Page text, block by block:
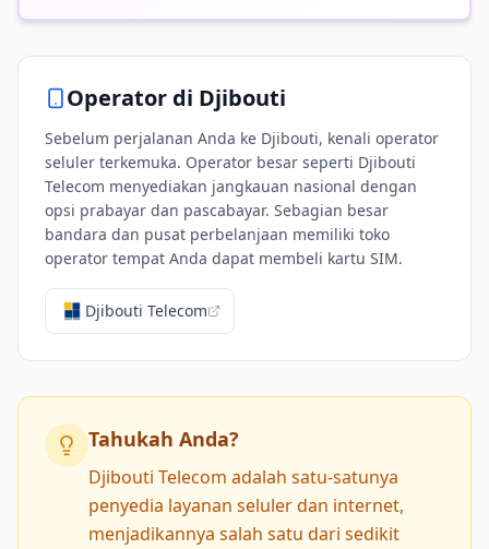
Operator di Djibouti
Sebelum perjalanan Anda ke Djibouti, kenali operator
seluler terkemuka. Operator besar seperti Djibouti
Telecom menyediakan jangkauan nasional dengan
opsi prabayar dan pascabayar. Sebagian besar
bandara dan pusat perbelanjaan memiliki toko
operator tempat Anda dapat membeli kartu SIM.
Djibouti Telecom
Tahukah Anda?
Djibouti Telecom adalah satu-satunya
penyedia layanan seluler dan internet,
menjadikannya salah satu dari sedikit